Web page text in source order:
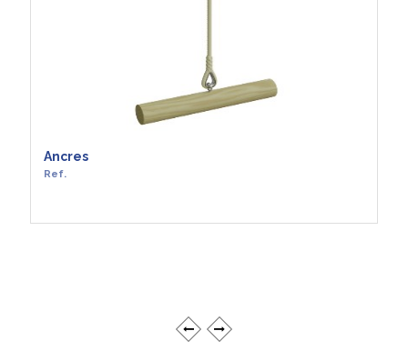
Ancres
Ref.